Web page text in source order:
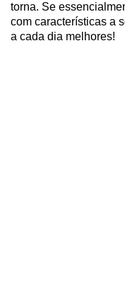
torna. Se
com características a
a cada dia melhores!